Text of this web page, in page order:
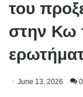
του
στην Κω
June 13, 2026 0